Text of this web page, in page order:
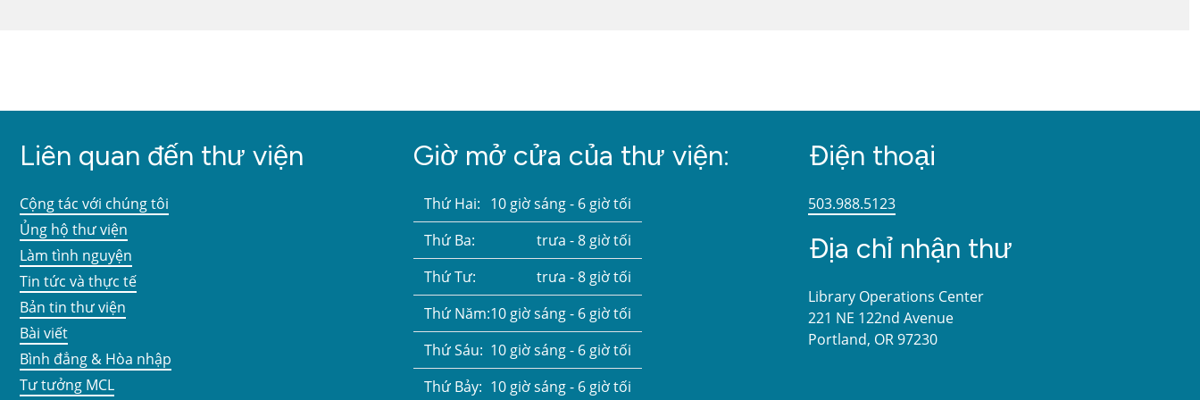
Liên quan đến thư viện
Cộng tác với chúng tôi
Ủng hộ thư viện
Làm tình nguyện
Tin tức và thực tế
Bản tin thư viện
Bài viết
Bình đẳng & Hòa nhập
Tư tưởng MCL
Giờ mở cửa của thư viện:
Thứ Hai: 10 giờ sáng - 6 giờ tối
Thứ Ba:
trưa - 8 giờ tối
Thứ Tư:
trưa - 8 giờ tối
Thứ Năm:10 giờ sáng - 6 giờ tối
Thứ Sáu: 10 giờ sáng - 6 giờ tối
Thứ Bảy: 10 giờ sáng - 6 giờ tối
Điện thoại
503.988.5123
Địa chỉ nhận thư
Library Operations Center
221 NE 122nd Avenue
Portland, OR 97230